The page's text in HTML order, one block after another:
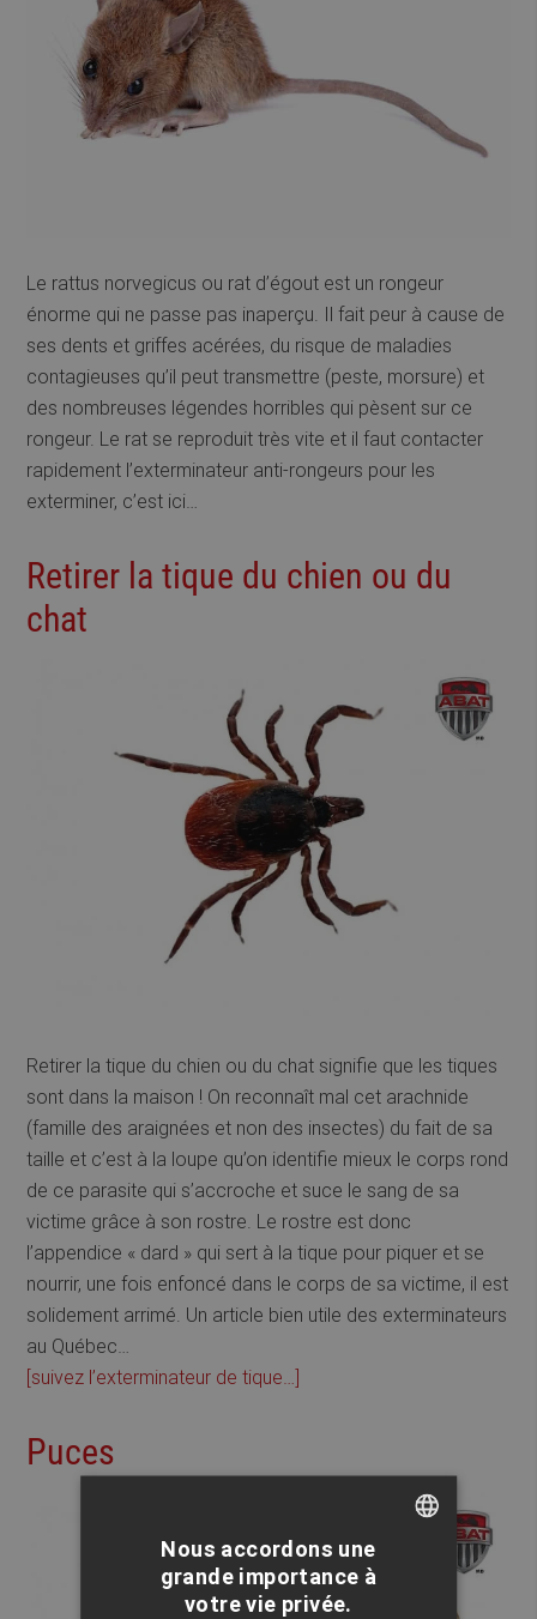
Le rattus norvegicus ou rat d’égout est un rongeur
énorme qui ne passe pas inaperçu. Il fait peur à cause de
ses dents et griffes acérées, du risque de maladies
contagieuses qu’il peut transmettre (peste, morsure) et
des nombreuses légendes horribles qui pèsent sur ce
rongeur. Le rat se reproduit très vite et il faut contacter
rapidement l’exterminateur anti-rongeurs pour les
exterminer, c’est ici…
Retirer la tique du chien ou du
chat
Retirer la tique du chien ou du chat signifie que les tiques
sont dans la maison ! On reconnaît mal cet arachnide
(famille des araignées et non des insectes) du fait de sa
taille et c’est à la loupe qu’on identifie mieux le corps rond
de ce parasite qui s’accroche et suce le sang de sa
victime grâce à son rostre. Le rostre est donc
l’appendice « dard » qui sert à la tique pour piquer et se
nourrir, une fois enfoncé dans le corps de sa victime, il est
solidement arrimé. Un article bien utile des exterminateurs
au Québec…
[suivez l’exterminateur de tique…]
Puces
FRENCH
Nous accordons une
grande importance à
votre vie privée.